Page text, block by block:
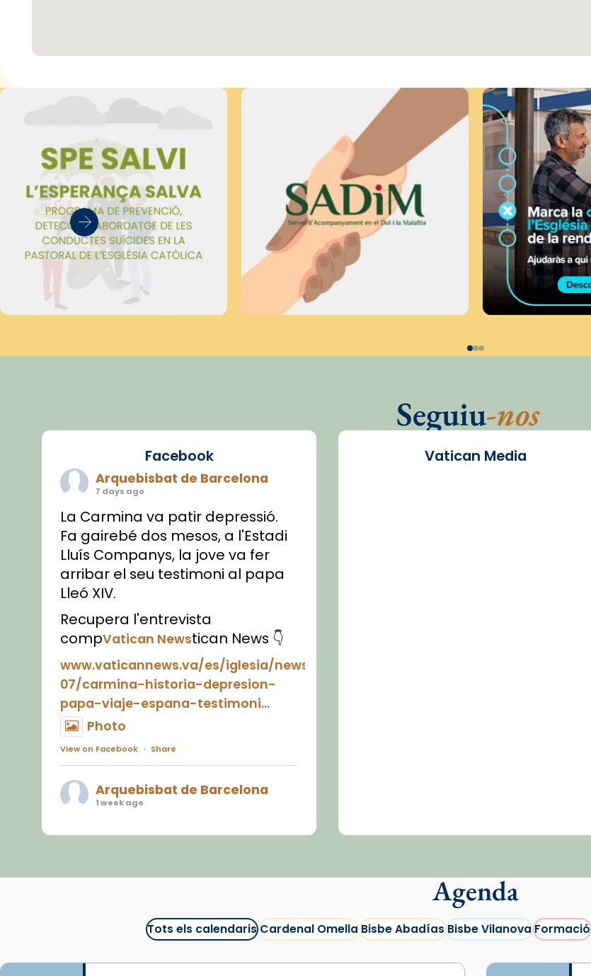
Seguiu-nos
Facebook
Arquebisbat de Barcelona
7 days ago
La Carmina va patir depressió.
Fa gairebé dos mesos, a l'Estadi
Lluís Companys, la jove va fer
arribar el seu testimoni al papa
Lleó XIV.
Recupera l'entrevista
compVatican Newstican News 👇
www.vaticannews.va/es/iglesia/news/2026-
07/carmina-historia-depresion-
papa-viaje-espana-testimoni...
Photo
View on Facebook · Share
Arquebisbat de Barcelona
1 week ago
juliol la missa de Les Santes de
Vatican Media
Agenda
Tots els calendarisCardenal OmellaBisbe AbadíasBisbe VilanovaFormació